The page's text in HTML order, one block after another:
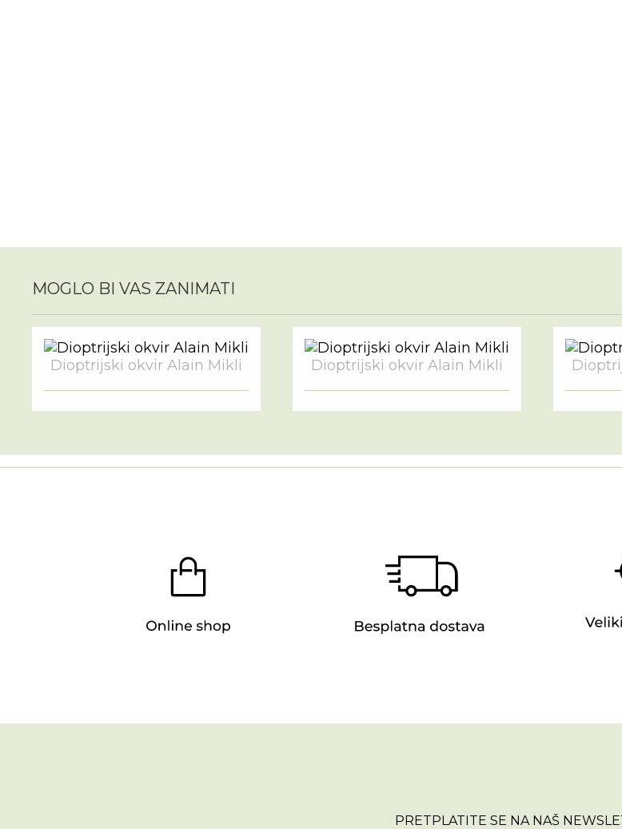
MOGLO BI VAS ZANIMATI
Dioptrijski okvir Alain Mikli Dioptrijski okvir Alain Mikli
PRETPLATITE SE NA NAŠ